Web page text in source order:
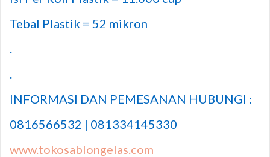
Tebal Plastik = 52 mikron
.
.
INFORMASI DAN PEMESANAN HUBUNGI :
0816566532 | 081334145330
www.tokosablongelas.com